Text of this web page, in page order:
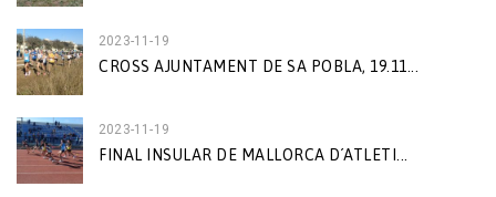
2023-11-19
CROSS AJUNTAMENT DE SA POBLA, 19.11...
2023-11-19
FINAL INSULAR DE MALLORCA D´ATLETI...